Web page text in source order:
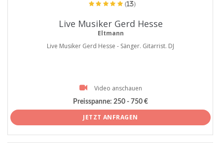
(13)
Live Musiker Gerd Hesse
Eltmann
Live Musiker Gerd Hesse - Sänger. Gitarrist. DJ
Video anschauen
Preisspanne: 250 - 750 €
JETZT ANFRAGEN